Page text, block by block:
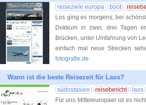
reiseziele europa boot
Los ging es morgens, bei
Dokkum in zwei, drei Tagen
Brücken, unter Umfahrung von
einfach mal neue Strecken
fotografie.de
Wann ist die beste Reisezeit für Laos?
südostasien reisebericht laos
Für uns Mitteleuropäer ist es